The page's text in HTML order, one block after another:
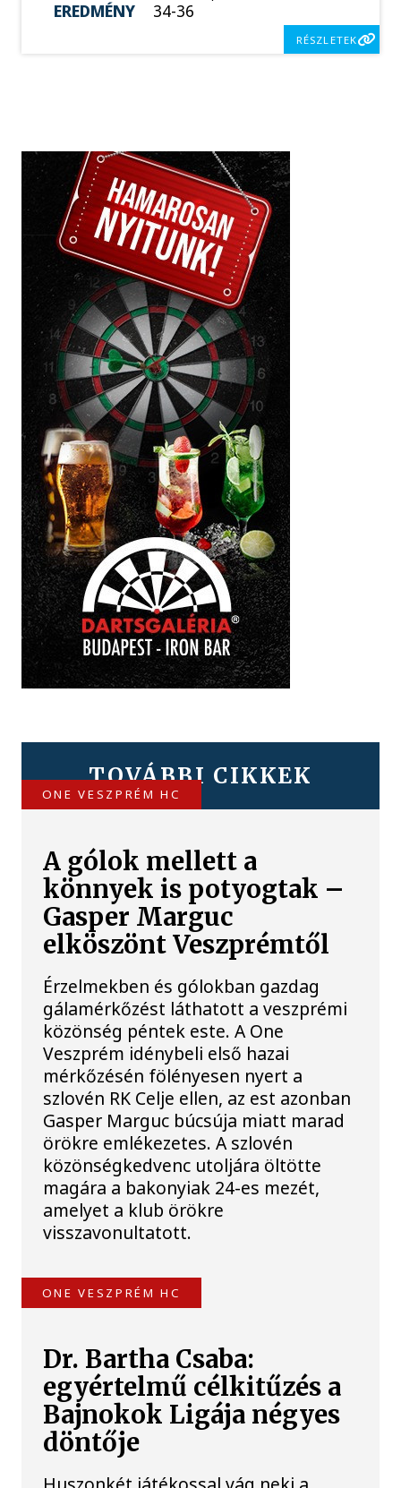
EREDMÉNY
34-36
RÉSZLETEK
TOVÁBBI CIKKEK
ONE VESZPRÉM HC
A gólok mellett a
könnyek is potyogtak –
Gasper Marguc
elköszönt Veszprémtől
Érzelmekben és gólokban gazdag
gálamérkőzést láthatott a veszprémi
közönség péntek este. A One
Veszprém idénybeli első hazai
mérkőzésén fölényesen nyert a
szlovén RK Celje ellen, az est azonban
Gasper Marguc búcsúja miatt marad
örökre emlékezetes. A szlovén
közönségkedvenc utoljára öltötte
magára a bakonyiak 24-es mezét,
amelyet a klub örökre
visszavonultatott.
ONE VESZPRÉM HC
Dr. Bartha Csaba:
egyértelmű célkitűzés a
Bajnokok Ligája négyes
döntője